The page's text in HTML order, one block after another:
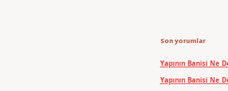
Son yorumlar
Yapının Banisi Ne
Yapının Banisi Ne